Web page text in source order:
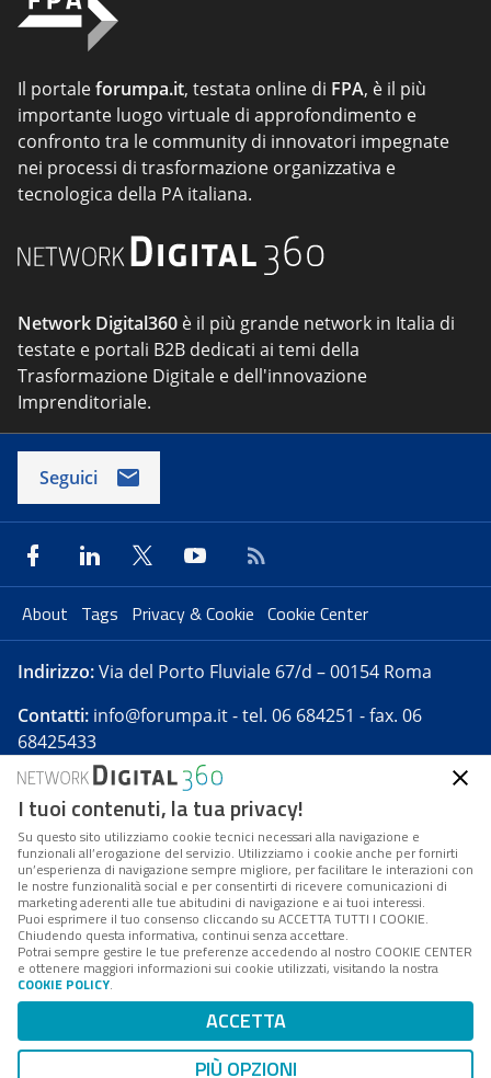
Il portaleforumpa.it, testata online di FPA, è il più
importante luogo virtuale di approfondimento e
confronto tra le community di innovatori impegnate
nei processi di trasformazione organizzativa e
tecnologica della PA italiana.
Network Digital360 è il più grande network in Italia di
testate e portali B2B dedicati ai temi della
Trasformazione Digitale e dell'innovazione
Imprenditoriale.
Seguici
About Tags Privacy & Cookie Cookie Center
Indirizzo:Via del Porto Fluviale 67/d – 00154 Roma
Contatti: info@forumpa.it- tel. 06 684251 - fax. 06
68425433
Forumpa.itè una pubblicazione telematica iscritta
presso Registro della stampa del Tribunale di Roma -
Reg. n. 182 del 2 maggio 2008 - Direttore resp. Michela
Stentella
FPA s.r.l. è società soggetta a Direzione e
Coordinamento da parte di Digital360 S.p.A. - FPA s.r.l.
è un'azienda certificata per il sistema di management
Codice Fiscale/Partita IVA n. 10693191008 - R.E.A. Roma
n. 1249791. ISP AWS
Mappa del sito
I tuoi contenuti, la tua privacy!
Su questo sito utilizziamo cookie tecnici necessari alla navigazione e
funzionali all’erogazione del servizio. Utilizziamo i cookie anche per fornirti
un’esperienza di navigazione sempre migliore, per facilitare le interazioni con
le nostre funzionalità social e per consentirti di ricevere comunicazioni di
marketing aderenti alle tue abitudini di navigazione e ai tuoi interessi.
Puoi esprimere il tuo consenso cliccando su ACCETTA TUTTI I COOKIE.
Chiudendo questa informativa, continui senza accettare.
Potrai sempre gestire le tue preferenze accedendo al nostro COOKIE CENTER
e ottenere maggiori informazioni sui cookie utilizzati, visitando la nostra
COOKIE POLICY.
ACCETTA
PIÙ OPZIONI